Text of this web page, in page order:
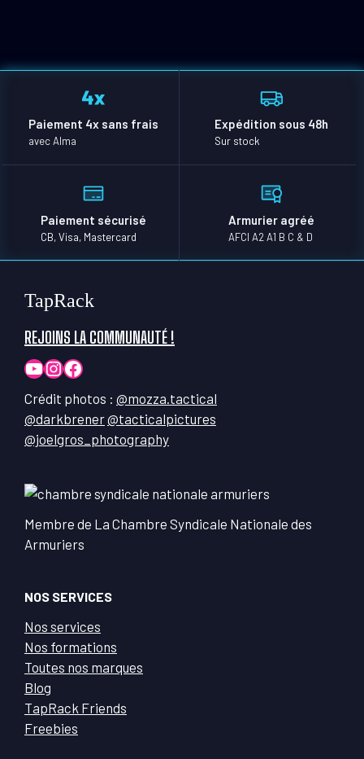
Paiement 4x sans frais
avec Alma
Expédition sous 48h
Sur stock
Paiement sécurisé
CB, Visa, Mastercard
Armurier agréé
AFCI A2 A1 B C & D
TapRack
REJOINS LA COMMUNAUTÉ !
YouTube
Instagram
Facebook
Crédit photos : @mozza.tactical
@darkbrener@tacticalpictures
@joelgros_photography
Membre de La Chambre Syndicale Nationale des
Armuriers
NOS SERVICES
Nos services
Nos formations
Toutes nos marques
Blog
TapRack Friends
Freebies